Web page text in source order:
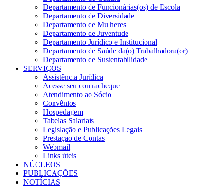
Departamento de Funcionárias(os) de Escola
Departamento de Diversidade
Departamento de Mulheres
Departamento de Juventude
Departamento Jurídico e Institucional
Departamento de Saúde da(o) Trabalhadora(or)
Departamento de Sustentabilidade
SERVIÇOS
Assistência Jurídica
Acesse seu contracheque
Atendimento ao Sócio
Convênios
Hospedagem
Tabelas Salariais
Legislação e Publicações Legais
Prestação de Contas
Webmail
Links úteis
NÚCLEOS
PUBLICAÇÕES
NOTÍCIAS